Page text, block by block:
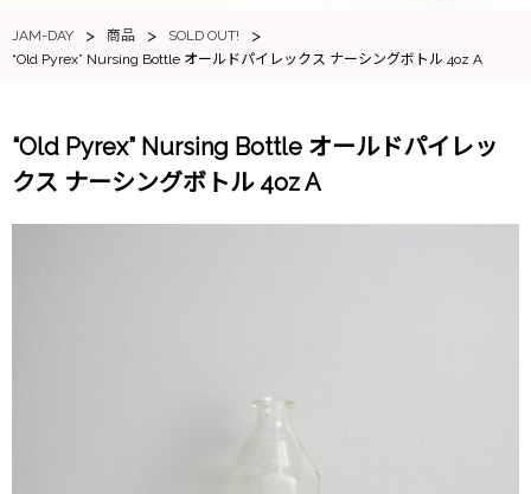
JAM-DAY > 商品 > SOLD OUT! >
“Old Pyrex” Nursing Bottle オールドパイレックス ナーシングボトル 4oz A
“Old Pyrex” Nursing Bottle オールドパイレッ
クス ナーシングボトル 4oz A